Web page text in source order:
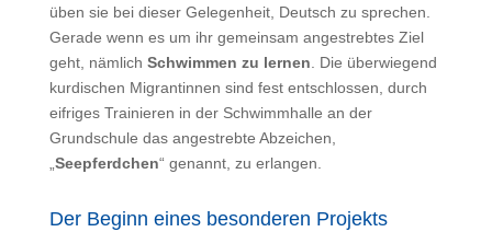
üben sie bei dieser Gelegenheit, Deutsch zu sprechen.
Gerade wenn es um ihr gemeinsam angestrebtes Ziel
geht, nämlich Schwimmen zu lernen. Die überwiegend
kurdischen Migrantinnen sind fest entschlossen, durch
eifriges Trainieren in der Schwimmhalle an der
Grundschule das angestrebte Abzeichen,
„Seepferdchen“ genannt, zu erlangen.
Der Beginn eines besonderen Projekts